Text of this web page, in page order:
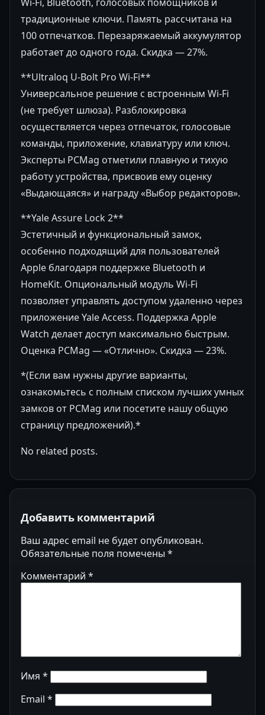
традиционные ключи. Память рассчитана на
100 отпечатков. Перезаряжаемый аккумулятор
работает до одного года. Скидка — 27%.
**Ultraloq U-Bolt Pro Wi-Fi**
Универсальное решение с встроенным Wi-Fi
(не требует шлюза). Разблокировка
осуществляется через отпечаток, голосовые
команды, приложение, клавиатуру или ключ.
Эксперты PCMag отметили плавную и тихую
работу устройства, присвоив ему оценку
«Выдающаяся» и награду «Выбор редакторов».
**Yale Assure Lock 2**
Эстетичный и функциональный замок,
особенно подходящий для пользователей
Apple благодаря поддержке Bluetooth и
HomeKit. Опциональный модуль Wi-Fi
позволяет управлять доступом удаленно через
приложение Yale Access. Поддержка Apple
Watch делает доступ максимально быстрым.
Оценка PCMag — «Отлично». Скидка — 23%.
*(Если вам нужны другие варианты,
ознакомьтесь с полным списком лучших умных
замков от PCMag или посетите нашу общую
страницу предложений).*
No related posts.
Добавить комментарий
Ваш адрес email не будет опубликован.
Обязательные поля помечены *
Комментарий *
Имя *
Email *